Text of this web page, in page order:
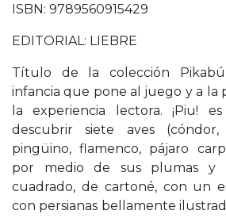
ISBN: 9789560915429
EDITORIAL: LIEBRE
Título de la colección
infancia que pone al juego y a la
la experiencia lectora. ¡Piu!
descubrir siete aves
pingüino, flamenco, pájaro
por medio de sus plumas y
cuadrado, de cartoné, con un
con persianas bellamente